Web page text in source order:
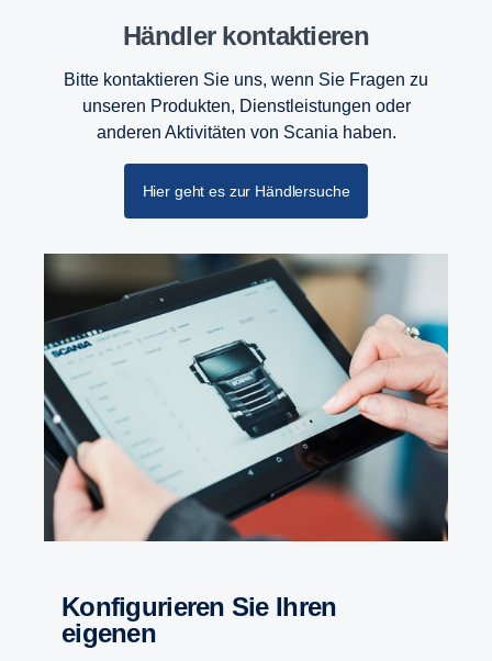
Händler kontaktieren
Bitte kontaktieren Sie uns, wenn Sie Fragen zu
unseren Produkten, Dienstleistungen oder
anderen Aktivitäten von Scania haben.
Hier geht es zur Händlersuche
Konfigurieren Sie Ihren
eigenen